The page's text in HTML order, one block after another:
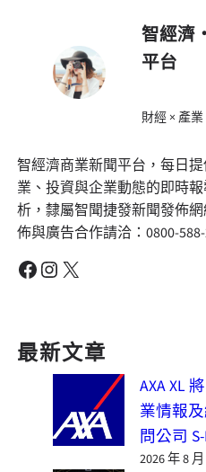
智經濟
平台
財經 × 產
智經濟商業新聞平台，每日
業、投資與企業動態的即時
析，隸屬智聞捷發新聞發佈
佈與廣告合作請洽：0800-588-
Facebook Instagram X
最新文章
AXA XL
業情報
問公司 S-
2026 年 8